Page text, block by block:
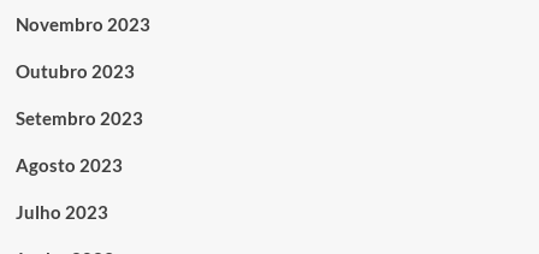
Novembro 2023
Outubro 2023
Setembro 2023
Agosto 2023
Julho 2023